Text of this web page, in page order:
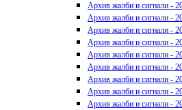
Архив жалби и сигнали -
Архив жалби и сигнали -
Архив жалби и сигнали -
Архив жалби и сигнали -
Архив жалби и сигнали -
Архив жалби и сигнали -
Архив жалби и сигнали -
Архив жалби и сигнали -
Архив жалби и сигнали -